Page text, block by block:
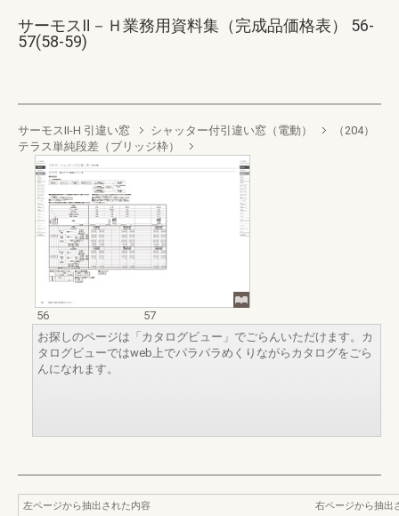
サーモスⅡ－Ｈ業務用資料集（完成品価格表） 56-
57(58-59)
サーモスII-H 引違い窓 シャッター付引違い窓（電動）
（204）
テラス単純段差（ブリッジ枠）
56
57
お探しのページは「カタログビュー」でごらんいただけます。カ
タログビューではweb上でパラパラめくりながらカタログをごら
んになれます。
左ページから抽出された内容
右ページから抽出